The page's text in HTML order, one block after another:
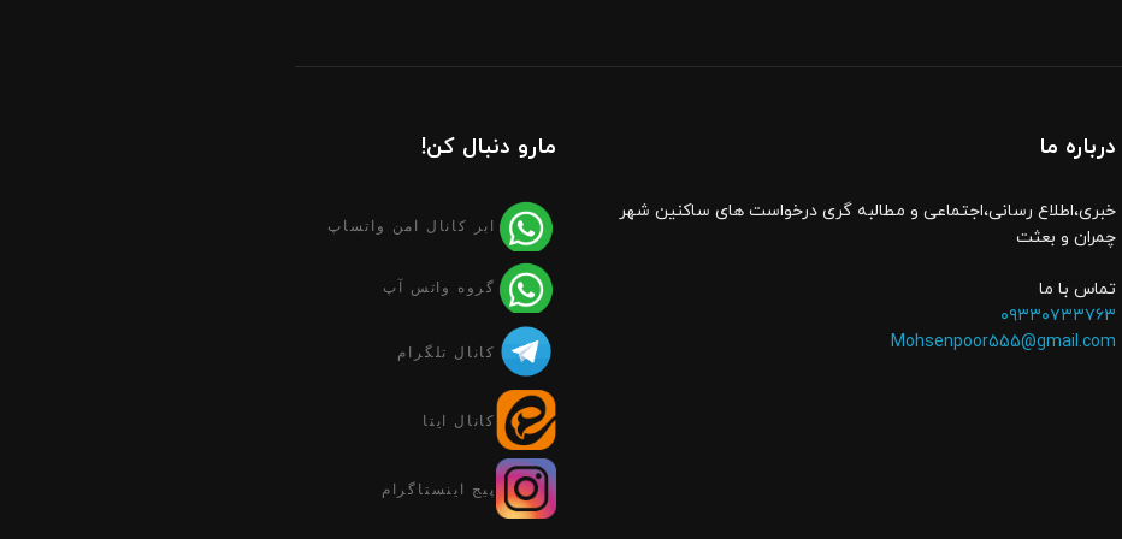
درباره ما
خبری،اطلاع رسانی،اجتماعی و مطالبه گری درخواست های ساکنین شهر
چمران و بعثت
تماس با ما
۰۹۳۳۰۷۳۳۷۶۳
Mohsenpoor555@gmail.com
مارو دنبال کن!
ابر کانال امن واتساپ
گروه واتس آپ
کانال تلگرام
کانال ایتا
پیج اینستاگرام